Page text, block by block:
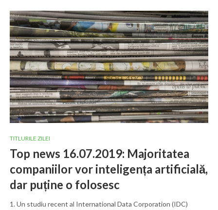
TITLURILE ZILEI
Top news 16.07.2019: Majoritatea
companiilor vor inteligența artificială,
dar puține o folosesc
1. Un studiu recent al International Data Corporation (IDC)